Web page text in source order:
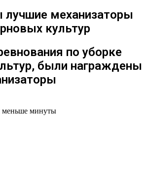
механизаторы
культур
по уборке
были награждены
меньше минуты